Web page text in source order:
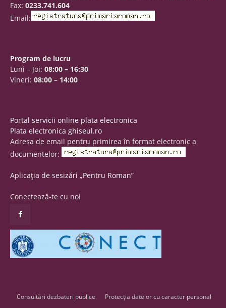
Fax: 0233.741.604
Email:
Program de lucru
Luni – Joi: 08:00 – 16:30
Vineri: 08:00 – 14:00
Portal servicii online plata electronica
Plata electronica ghiseul.ro
Adresa de email pentru primirea în format electronic a
documentelor:
Aplicația de sesizări „Pentru Roman”
Conectează-te cu noi
Consultări dezbateri publice Protecția datelor cu caracter personal